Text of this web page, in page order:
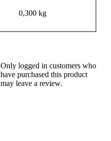
0,300 kg
Only logged in customers who
have purchased this product
may leave a review.